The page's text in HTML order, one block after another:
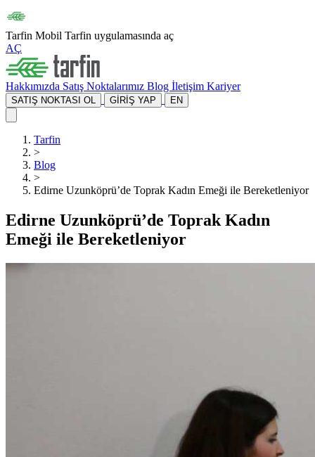
Tarfin Mobil Tarfin uygulamasında aç
AÇ
Hakkımızda Satış Noktalarımız Blog İletişim Kariyer
SATIŞ NOKTASI OL GİRİŞ YAP EN
Tarfin
>
Blog
>
Edirne Uzunköprü’de Toprak Kadın Emeği ile Bereketleniyor
Edirne Uzunköprü’de Toprak Kadın
Emeği ile Bereketleniyor